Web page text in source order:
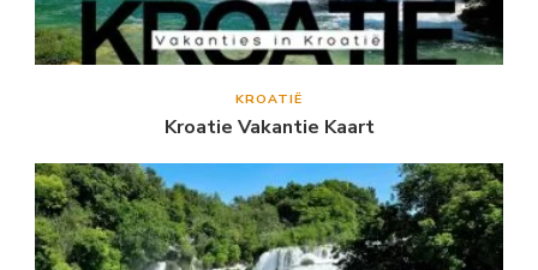
KROATIË
Kroatie Vakantie Kaart